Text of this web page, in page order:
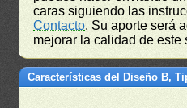
caras siguiendo las
Contacto. Su aporte será
mejorar la calidad de este
Características del Diseño B,